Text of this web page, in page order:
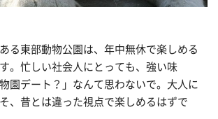
る東部動物公園は、年中無休で楽しめる
。忙しい社会人にとっても、強い味
園デート？」なんて思わないで。大人に
、昔とは違った視点で楽しめるはずで